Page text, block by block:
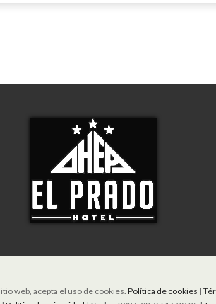
web, acepta el uso de cookies. Política de cookies |